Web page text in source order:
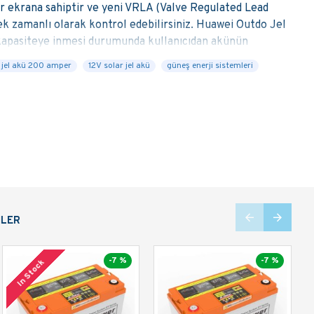
sahiptir ve yeni VRLA (Valve Regulated Lead
zamanlı olarak kontrol edebilirsiniz. Huawei Outdo Jel
inmesi durumunda kullanıcıdan akünün
Bekleme Modu dolum paketleri vardır. Akü hizmet
- Kullanılan özel teknoloji "Glas Mat"
akü 200 amper 12V solar jel akü
güneş enerji sistemleri
-7 %
In Stock -7 %